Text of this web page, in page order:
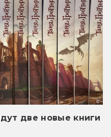
две новые книги